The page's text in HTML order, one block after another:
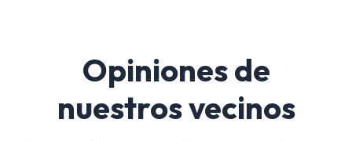
Opiniones de
nuestros vecinos